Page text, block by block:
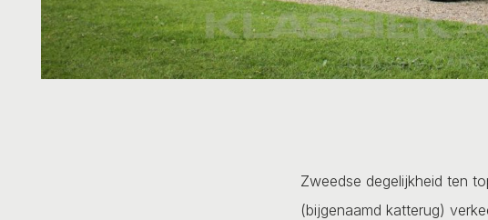
Zweedse degelijkheid ten
(bijgenaamd katterug)